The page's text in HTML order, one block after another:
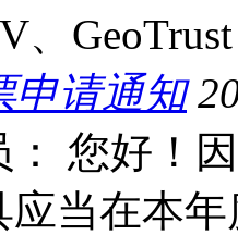
、
申请通知
您好！
当在本